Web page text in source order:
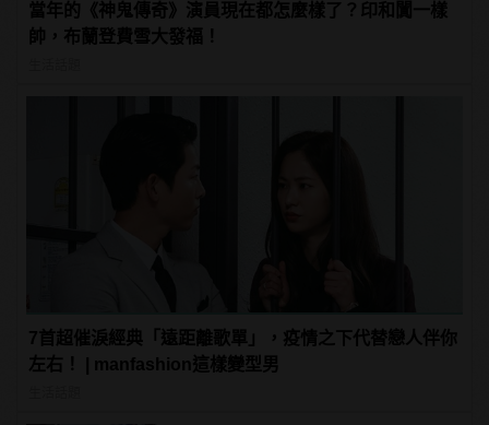
當年的《神鬼傳奇》演員現在都怎麼樣了？印和闐一樣
帥，布蘭登費雪大發福！
7首超催淚經典「遠距離歌單」，疫情之下代替戀人伴你
左右！ | manfashion這樣變型男